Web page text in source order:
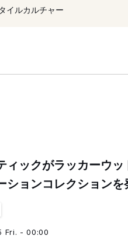
#アジア #買収
イルカルチャー
ィックがラッカーウ
ションコレクションを
Fri. - 00:00